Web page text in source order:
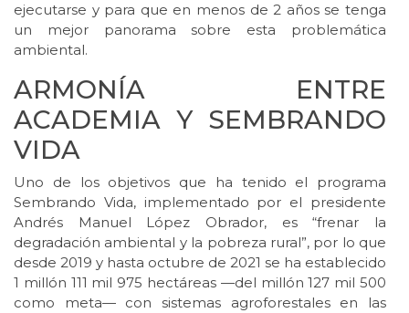
ejecutarse y para que en menos de 2 años se tenga
un mejor panorama sobre esta problemática
ambiental.
ARMONÍA ENTRE
ACADEMIA Y SEMBRANDO
VIDA
Uno de los objetivos que ha tenido el programa
Sembrando Vida, implementado por el presidente
Andrés Manuel López Obrador, es “frenar la
degradación ambiental y la pobreza rural”, por lo que
desde 2019 y hasta octubre de 2021 se ha establecido
1 millón 111 mil 975 hectáreas —del millón 127 mil 500
como meta— con sistemas agroforestales en las